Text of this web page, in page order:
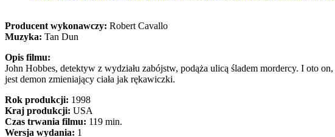
Producent wykonawczy: Robert Cavallo
Muzyka: Tan Dun
Opis filmu:
John Hobbes, detektyw z wydziału zabójstw, podąża ulicą śladem mordercy. I oto
jest demon zmieniający ciała jak rękawiczki.
Rok produkcji: 1998
Kraj produkcji: USA
Czas trwania filmu: 119 min.
Wersja wydania: 1